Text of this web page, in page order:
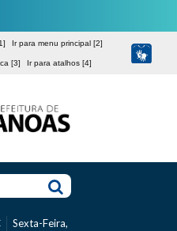
Ir para menu principal [2]
[3] Ir para atalhos [4]
Sexta-Feira,